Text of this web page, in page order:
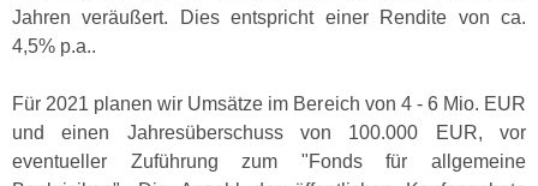
Jahren veräußert. Dies entspricht einer Rendite von ca.
4,5% p.a..
Für 2021 planen wir Umsätze im Bereich von 4 - 6 Mio. EUR
und einen Jahresüberschuss von 100.000 EUR, vor
eventueller Zuführung zum "Fonds für allgemeine